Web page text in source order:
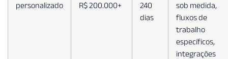
personalizado
R$ 200.000+
240
dias
sob medida,
fluxos de
trabalho
específicos,
integrações